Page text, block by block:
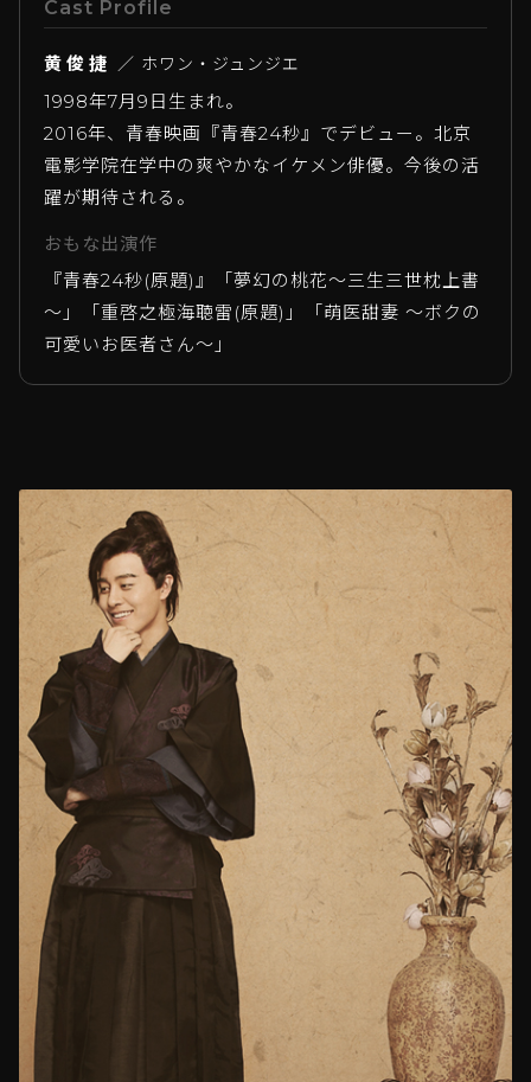
Cast Profile
黄俊捷 ／ ホワン・ジュンジエ
1998年7月9日生まれ。
2016年、青春映画『青春24秒』でデビュー。北京
電影学院在学中の爽やかなイケメン俳優。今後の活
躍が期待される。
おもな出演作
『青春24秒(原題)』「夢幻の桃花～三生三世枕上書
～」「重啓之極海聴雷(原題)」「萌医甜妻 ～ボクの
可愛いお医者さん～」